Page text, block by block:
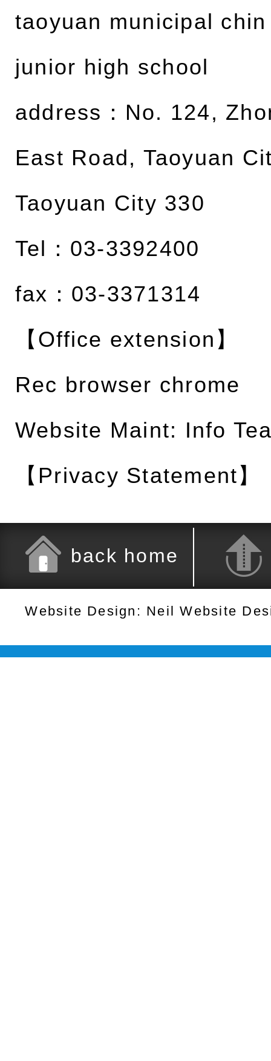
taoyuan municipal
junior high school
address： No. 124,
East Road, Taoyuan
Taoyuan City 330
Tel：03-3392400
fax：03-3371314
【Office extension】
Rec browser chrome
Website Maint: Info
【Privacy Statement】
back home
Website Design: Neil Website